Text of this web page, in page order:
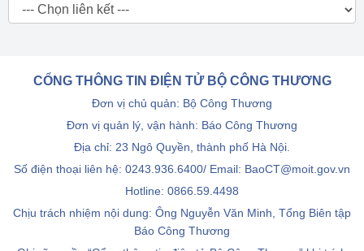
CỔNG THÔNG TIN ĐIỆN TỬ BỘ CÔNG THƯƠNG
Đơn vị chủ quản: Bộ Công Thương
Đơn vị quản lý, vận hành: Báo Công Thương
Địa chỉ: 23 Ngô Quyền, thành phố Hà Nội.
Số điện thoại liên hệ: 0243.936.6400/ Email: BaoCT@moit.gov.vn
Hotline: 0866.59.4498
Chịu trách nhiệm nội dung: Ông Nguyễn Văn Minh, Tổng Biên tập
Báo Công Thương